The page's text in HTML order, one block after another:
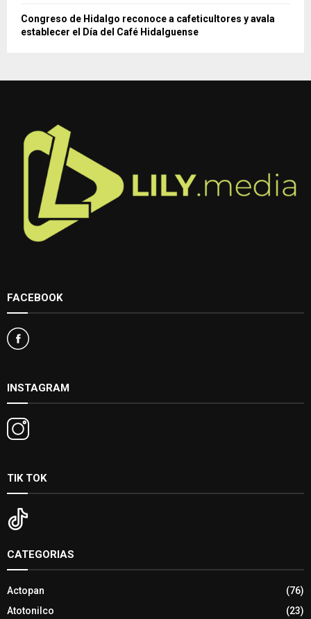
Congreso de Hidalgo reconoce a cafeticultores y avala
establecer el Día del Café Hidalguense
FACEBOOK
INSTAGRAM
TIK TOK
CATEGORIAS
Actopan
(76)
Atotonilco
(23)